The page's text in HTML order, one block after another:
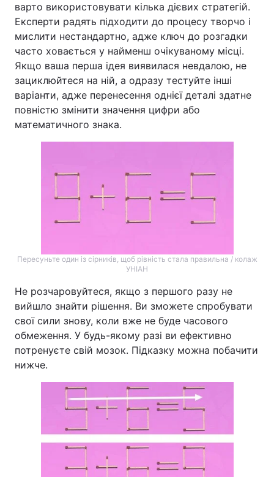
Тема оформлення
варто використовувати кілька дієвих стратегій.
Експерти радять підходити до процесу творчо і
мислити нестандартно, адже ключ до розгадки
часто ховається у найменш очікуваному місці.
Якщо ваша перша ідея виявилася невдалою, не
зациклюйтеся на ній, а одразу тестуйте інші
варіанти, адже перенесення однієї деталі здатне
повністю змінити значення цифри або
математичного знака.
Пересуньте один із сірників, щоб рівність стала правильна / колаж
УНІАН
Не розчаровуйтеся, якщо з першого разу не
вийшло знайти рішення. Ви зможете спробувати
свої сили знову, коли вже не буде часового
обмеження. У будь-якому разі ви ефективно
потренуєте свій мозок. Підказку можна побачити
нижче.